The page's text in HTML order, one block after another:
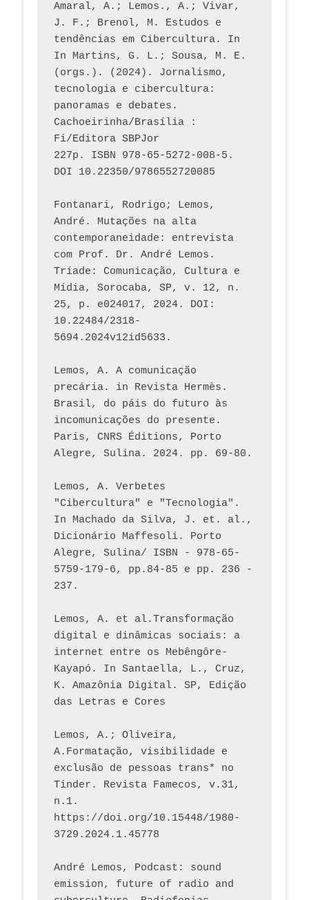
Amaral, A.; Lemos., A.; Vivar,
J. F.; Brenol, M. Estudos e
tendências em Cibercultura. In
In Martins, G. L.; Sousa, M. E.
(orgs.). (2024). Jornalismo,
tecnologia e cibercultura:
panoramas e debates.
Cachoeirinha/Brasília :
Fi/Editora SBPJor
227p. ISBN 978-65-5272-008-5.
DOI 10.22350/9786552720085
Fontanari, Rodrigo; Lemos,
André. Mutações na alta
contemporaneidade: entrevista
com Prof. Dr. André Lemos.
Tríade: Comunicação, Cultura e
Mídia, Sorocaba, SP, v. 12, n.
25, p. e024017, 2024. DOI:
10.22484/2318-
5694.2024v12id5633.
Lemos, A. A comunicação
precária. in Revista Hermès.
Brasil, do páis do futuro às
incomunicações do presente.
Paris, CNRS Éditions, Porto
Lemos, A. Verbetes
"Cibercultura" e "Tecnologia".
In Machado da Silva, J. et. al.,
Dicionário Maffesoli. Porto
Alegre, Sulina/ ISBN - 978-65-
5759-179-6, pp.84-85 e pp. 236 -
237.
Lemos, A. et al.Transformação
digital e dinâmicas sociais: a
internet entre os Mebêngôre-
Kayapó. In Santaella, L., Cruz,
K. Amazônia Digital. SP, Edição
das Letras e Cores
Lemos, A.; Oliveira,
A.Formatação, visibilidade e
exclusão de pessoas trans* no
Tinder. Revista Famecos, v.31,
n.1.
https://doi.org/10.15448/1980-
3729.2024.1.45778
André Lemos, Podcast: sound
emission, future of radio and